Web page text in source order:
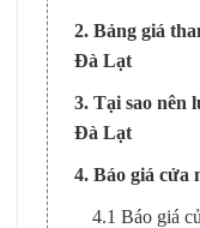
2. Bảng giá
Đà Lạt
3. Tại sao nên
Đà Lạt
4. Báo giá
4.1 Báo giá